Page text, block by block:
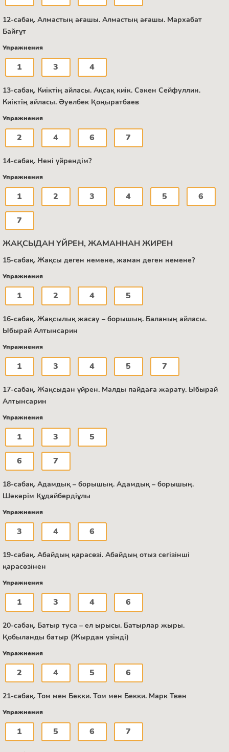
12-сабақ. Алмастың ағашы. Алмастың ағашы. Мархабат
Байғұт
Упражнения
1 3 4
13-сабақ. Киіктің айласы. Ақсақ киік. Сәкен Сейфуллин.
Киіктің айласы. Әуелбек Қоңыратбаев
Упражнения
2 4 6 7
14-сабақ. Нені үйрендім?
Упражнения
1 2 3 4 5 6
7
ЖАҚСЫДАН ҮЙРЕН, ЖАМАННАН ЖИРЕН
15-сабақ. Жақсы деген немене, жаман деген немене?
Упражнения
1 2 4 5
16-сабақ. Жақсылық жасау – борышың. Баланың айласы.
Ыбырай Алтынсарин
Упражнения
1 3 4 5 7
17-сабақ. Жақсыдан үйрен. Малды пайдаға жарату. Ыбырай
Алтынсарин
Упражнения
1 3 5
6 7
18-сабақ. Адамдық – борышың. Адамдық – борышың.
Шәкәрім Құдайбердіұлы
Упражнения
3 4 6
19-сабақ. Абайдың қарасөзі. Абайдың отыз сегізінші
қарасөзінен
Упражнения
1 3 4 6
20-сабақ. Батыр туса – ел ырысы. Батырлар жыры.
Қобыланды батыр (Жырдан үзінді)
Упражнения
2 4 5 6
21-сабақ. Том мен Бекки. Том мен Бекки. Марк Твен
Упражнения
1 5 6 7